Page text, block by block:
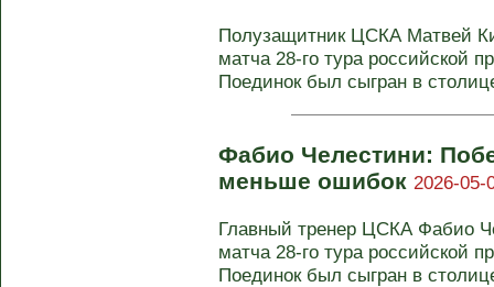
Полузащитник ЦСКА Матвей
матча 28-го тура российской
Поединок был сыгран в
Фабио Челестини:
меньше ошибок 2026-05-
Главный тренер ЦСКА Фабио
матча 28-го тура российской
Поединок был сыгран в